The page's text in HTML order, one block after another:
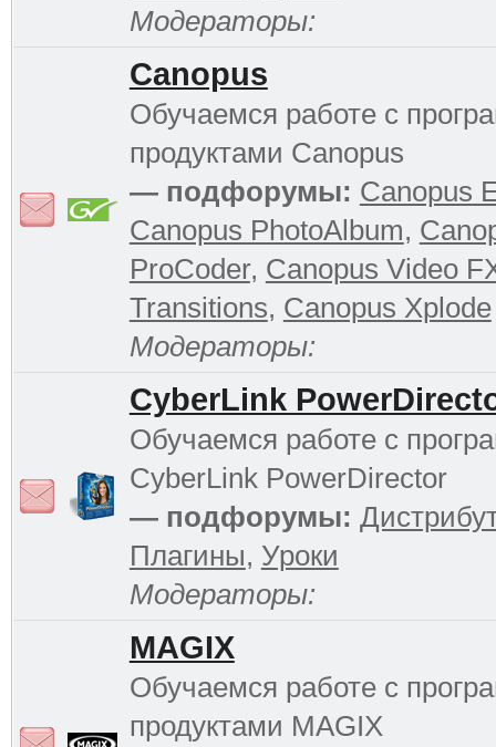
Модераторы:
Canopus
Обучаемся работе с
продуктами Canopus
— подфорумы: Canopus
Canopus PhotoAlbum,
ProCoder, Canopus Video
Transitions, Canopus Xplode
Модераторы:
CyberLink
Обучаемся работе с
CyberLink PowerDirector
— подфорумы:
Плагины, Уроки
Модераторы:
MAGIX
Обучаемся работе с
продуктами MAGIX